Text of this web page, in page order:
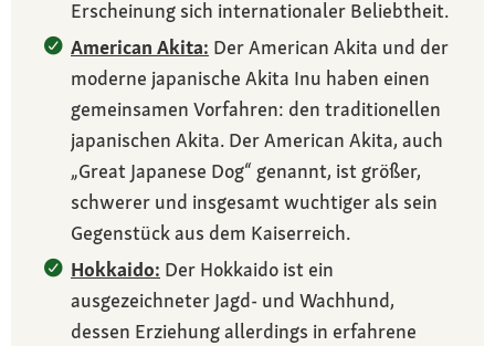
Erscheinung sich internationaler Beliebtheit.
American Akita: Der American Akita und der
moderne japanische Akita Inu haben einen
gemeinsamen Vorfahren: den traditionellen
japanischen Akita. Der American Akita, auch
„Great Japanese Dog“ genannt, ist größer,
schwerer und insgesamt wuchtiger als sein
Gegenstück aus dem Kaiserreich.
Hokkaido: Der Hokkaido ist ein
ausgezeichneter Jagd- und Wachhund,
dessen Erziehung allerdings in erfahrene